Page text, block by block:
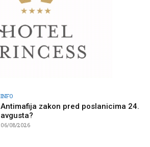
INFO
Antimafija zakon pred poslanicima 24.
avgusta?
06/08/2026